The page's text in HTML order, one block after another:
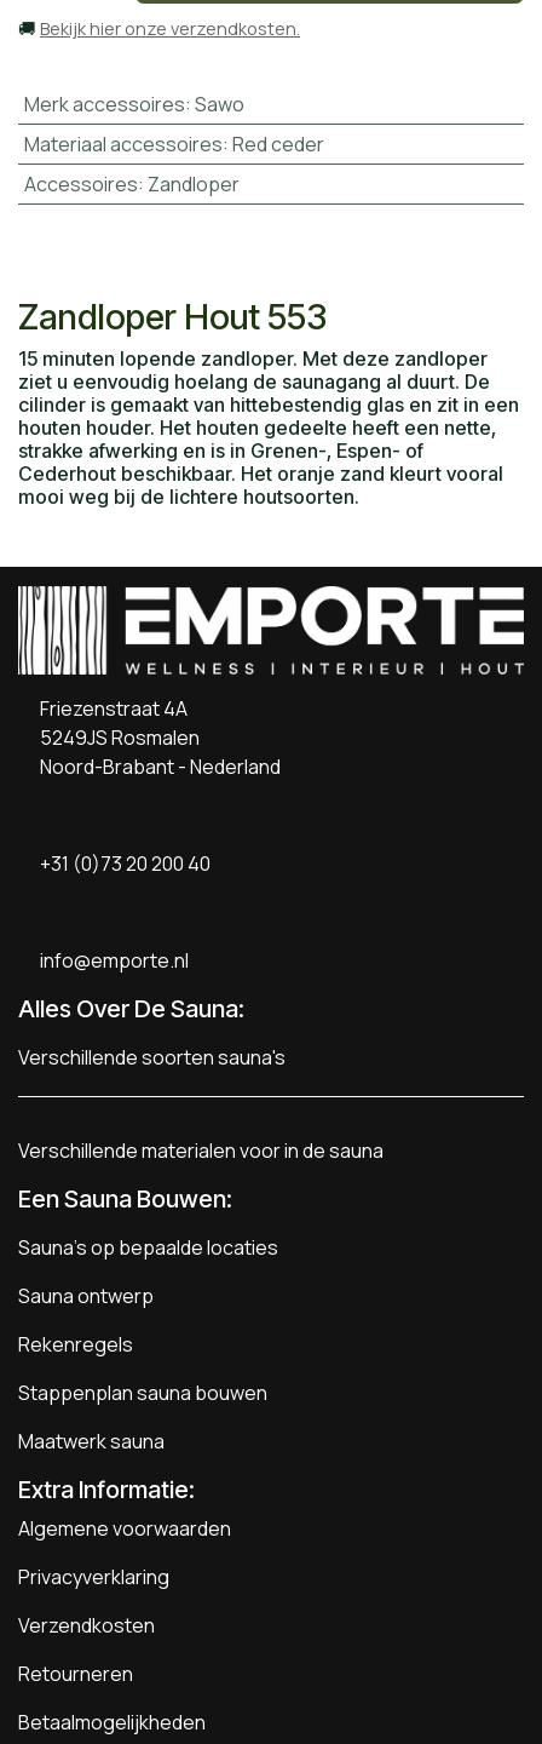
🚚 Bekijk hier onze verzendkosten.
Merk accessoires: Sawo
Materiaal accessoires: Red ceder
Accessoires: Zandloper
Zandloper Hout 553
15 minuten lopende zandloper. Met deze zandloper
ziet u eenvoudig hoelang de saunagang al duurt. De
cilinder is gemaakt van hittebestendig glas en zit in een
houten houder. Het houten gedeelte heeft een nette,
strakke afwerking en is in Grenen-, Espen- of
Cederhout beschikbaar. Het oranje zand kleurt vooral
mooi weg bij de lichtere houtsoorten.
Friezenstraat 4A
5249JS Rosmalen
Noord-Brabant - Nederland
+31 (0)73 20 200 40
info@emporte.nl
Alles Over De Sauna:
Verschillende soorten sauna's
Verschillende materialen voor in de sauna
Een Sauna Bouwen:
Sauna's op bepaalde locaties
Sauna ontwerp
Rekenregels
Stappenplan sauna bouwen
Maatwerk sauna
Extra Informatie:
Algemene voorwaarden
Privacyverklaring
Verzendkosten
Retourneren
Betaalmogelijkheden